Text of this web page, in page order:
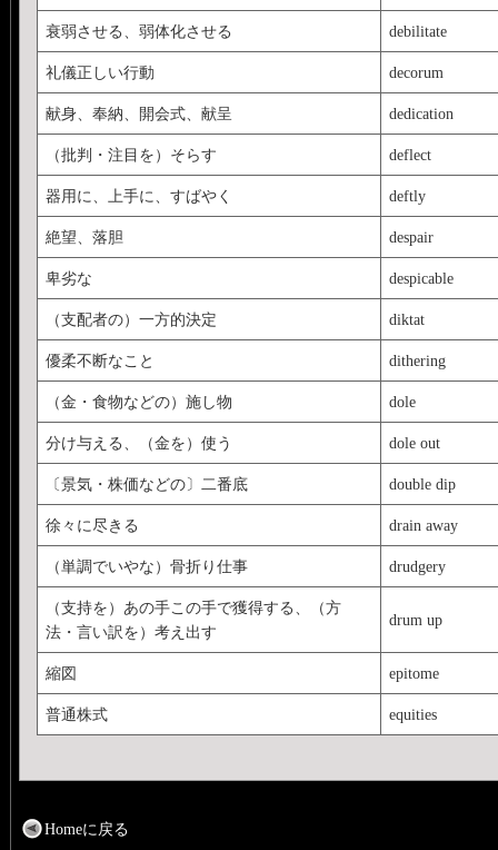
衰弱させる、弱体化させる debilitate
礼儀正しい行動 decorum
献身、奉納、開会式、献呈 dedication
（批判・注目を）そらす deflect
器用に、上手に、すばやく deftly
絶望、落胆 despair
卑劣な despicable
（支配者の）一方的決定 diktat
優柔不断なこと dithering
（金・食物などの）施し物 dole
分け与える、（金を）使う dole out
〔景気・株価などの〕二番底 double dip
徐々に尽きる drain away
（単調でいやな）骨折り仕事 drudgery
（支持を）あの手この手で獲得する、（方
法・言い訳を）考え出す
drum up
縮図 epitome
普通株式 equities
Homeに戻る